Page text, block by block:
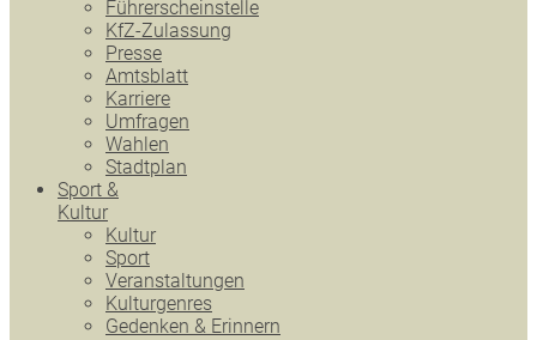
Führerscheinstelle
KfZ-Zulassung
Presse
Amtsblatt
Karriere
Umfragen
Wahlen
Stadtplan
Sport &
Kultur
Kultur
Sport
Veranstaltungen
Kulturgenres
Gedenken & Erinnern